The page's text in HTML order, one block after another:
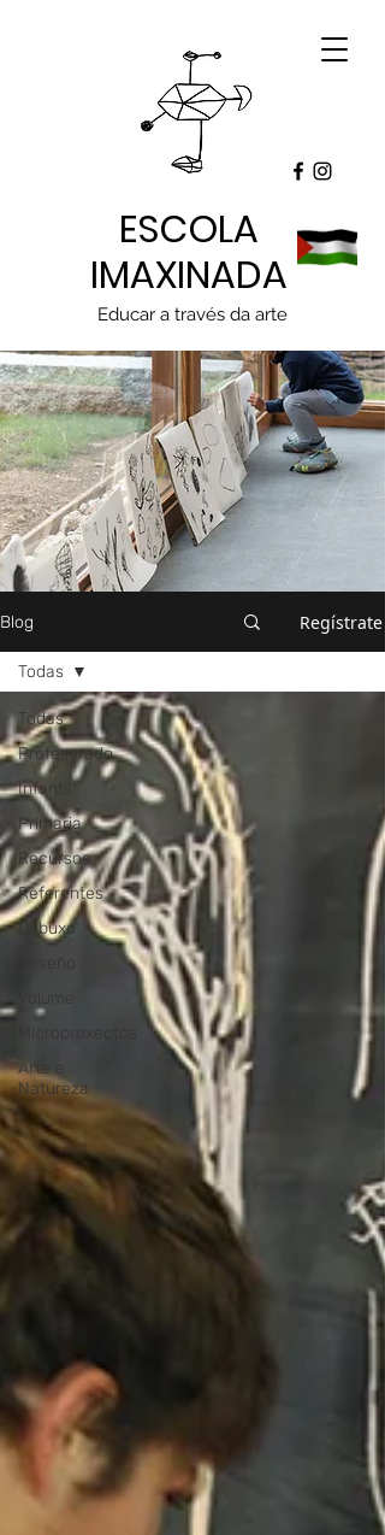
ESCOLA
IMAXINADA
Educar a través da arte
Blog Regístrate
Todas
Profesorado
Infantil
Primaria
Recursos
Referentes
Debuxo
Arte e
Natureza
Todas